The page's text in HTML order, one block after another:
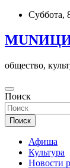
Skip
content
Суббота,
общество,
Поиск
Поиск
Афиша
Культура
Новости